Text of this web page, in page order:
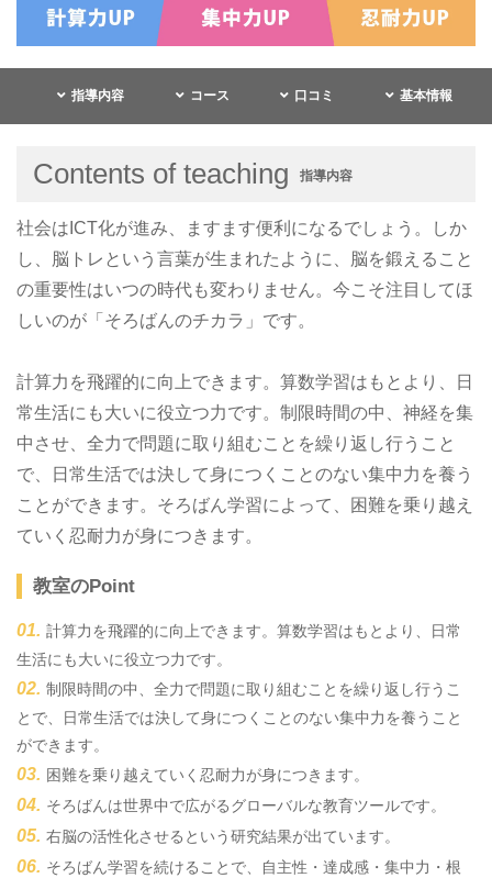
指導内容 コース 口コミ 基本情報
Contents of teaching 指導内容
社会はICT化が進み、ますます便利になるでしょう。しか
し、脳トレという言葉が生まれたように、脳を鍛えること
の重要性はいつの時代も変わりません。今こそ注目してほ
しいのが「そろばんのチカラ」です。
計算力を飛躍的に向上できます。算数学習はもとより、日
常生活にも大いに役立つ力です。制限時間の中、神経を集
中させ、全力で問題に取り組むことを繰り返し行うこと
で、日常生活では決して身につくことのない集中力を養う
ことができます。そろばん学習によって、困難を乗り越え
ていく忍耐力が身につきます。
教室のPoint
計算力を飛躍的に向上できます。算数学習はもとより、日常
生活にも大いに役立つ力です。
制限時間の中、全力で問題に取り組むことを繰り返し行うこ
とで、日常生活では決して身につくことのない集中力を養うこと
ができます。
困難を乗り越えていく忍耐力が身につきます。
そろばんは世界中で広がるグローバルな教育ツールです。
右脳の活性化させるという研究結果が出ています。
そろばん学習を続けることで、自主性・達成感・集中力・根